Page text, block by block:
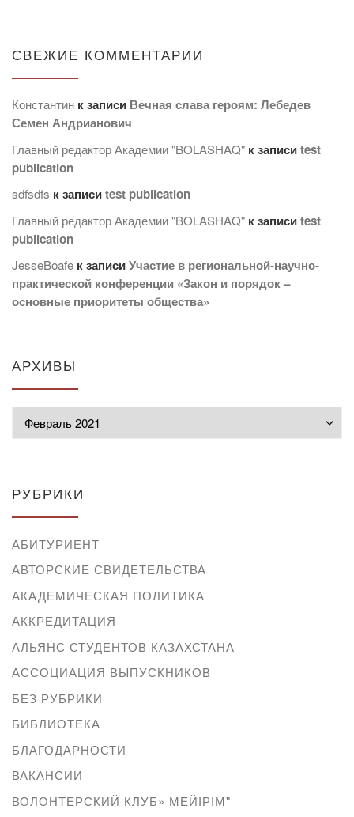
СВЕЖИЕ КОММЕНТАРИИ
Константин к записи Вечная слава героям: Лебедев
Семен Андрианович
Главный редактор Академии "BOLASHAQ" к записиtest
publication
sdfsdfs к записиtest publication
Главный редактор Академии "BOLASHAQ" к записиtest
publication
JesseBoafe к записиУчастие в региональной-научно-
практической конференции «Закон и порядок –
основные приоритеты общества»
АРХИВЫ
РУБРИКИ
АБИТУРИЕНТ
АВТОРСКИЕ СВИДЕТЕЛЬСТВА
АКАДЕМИЧЕСКАЯ ПОЛИТИКА
АККРЕДИТАЦИЯ
АЛЬЯНС СТУДЕНТОВ КАЗАХСТАНА
АССОЦИАЦИЯ ВЫПУСКНИКОВ
БЕЗ РУБРИКИ
БИБЛИОТЕКА
БЛАГОДАРНОСТИ
ВАКАНСИИ
ВОЛОНТЕРСКИЙ КЛУБ» МЕЙІРІМ"